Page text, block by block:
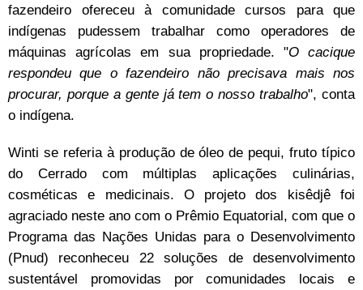
fazendeiro ofereceu à comunidade cursos para que
indígenas pudessem trabalhar como operadores de
máquinas agrícolas em sua propriedade. "O cacique
respondeu que o fazendeiro não precisava mais nos
procurar, porque a gente já tem o nosso trabalho", conta
o indígena.
Winti se referia à produção de óleo de pequi, fruto típico
do Cerrado com múltiplas aplicações culinárias,
cosméticas e medicinais. O projeto dos kisêdjê foi
agraciado neste ano com o Prêmio Equatorial, com que o
Programa das Nações Unidas para o Desenvolvimento
(Pnud) reconheceu 22 soluções de desenvolvimento
sustentável promovidas por comunidades locais e